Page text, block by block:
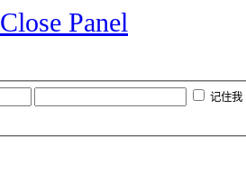
Close Panel
记住我